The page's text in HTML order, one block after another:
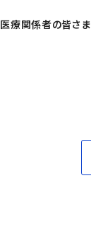
医療関係者の皆さま